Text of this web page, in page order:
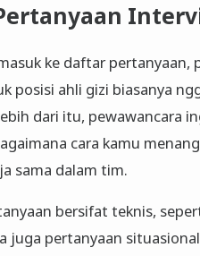
ke daftar
posisi ahli gizi biasanya
dari itu, pewawancara
cara kamu
sama dalam tim.
bersifat teknis,
juga pertanyaan